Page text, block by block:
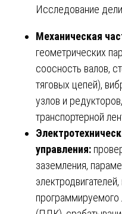
Исследование
Механическая
геометрических
соосность валов,
тяговых цепей),
узлов и
транспортерной
управления:
заземления,
программируемого